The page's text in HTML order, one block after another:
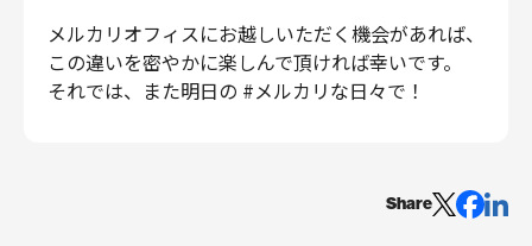
メルカリオフィスにお越しいただく機会があれば、
この違いを密やかに楽しんで頂ければ幸いです。
それでは、また明日の #メルカリな日々で！
Share